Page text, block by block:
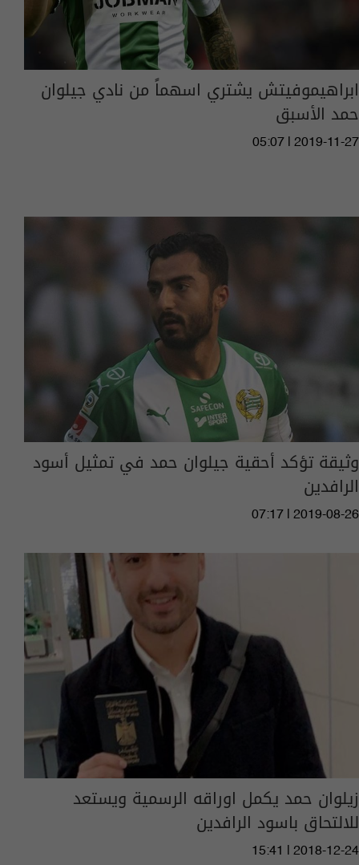
ابراهيموفيتش يشتري اسهماً من نادي جيلوان
حمد الأسبق
05:07 | 2019-11-27
وثيقة تؤكد أحقية جيلوان حمد في تمثيل أسود
الرافدين
07:17 | 2019-08-26
زيلوان حمد يكمل اوراقه الرسمية ويستعد
للالتحاق باسود الرافدين
15:41 | 2018-12-24